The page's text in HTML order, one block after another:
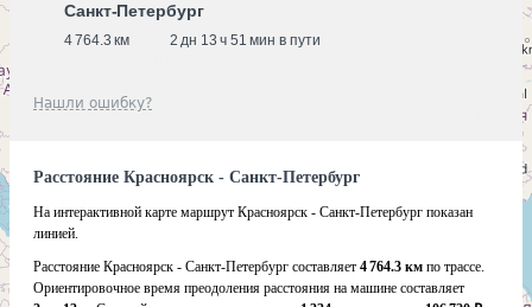
Санкт-Петербург
4 764.3 км 2 дн 13 ч 51 мин в пути
Нашли ошибку?
Расстояние Красноярск - Санкт-Петербург
На интерактивной карте маршрут Красноярск - Санкт-Петербург показан
линией.
Расстояние Красноярск - Санкт-Петербург составляет 4 764.3 км по трассе.
Ориентировочное время преодоления расстояния на машине составляет